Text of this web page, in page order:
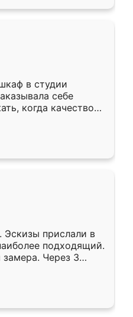
в студии
себе
когда качеством
кухня уже почти
Эскизы прислали в
подходящий.
замера. Через 3
готова. Остались
Ренессанс
работу!